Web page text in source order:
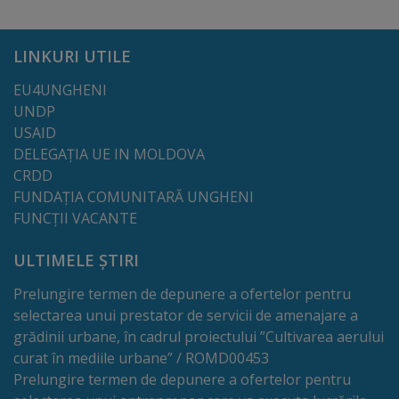
Instituții
cultură
Evenimente
culturale
Sport
Structuri
și
baze
LINKURI UTILE
EU4UNGHENI
UNDP
USAID
DELEGAȚIA UE IN MOLDOVA
CRDD
FUNDAȚIA COMUNITARĂ UNGHENI
FUNCȚII VACANTE
ULTIMELE ȘTIRI
Prelungire termen de depunere a ofertelor pentru
selectarea unui prestator de servicii de amenajare a
grădinii urbane, în cadrul proiectului ”Cultivarea aerului
curat în mediile urbane” / ROMD00453
Prelungire termen de depunere a ofertelor pentru